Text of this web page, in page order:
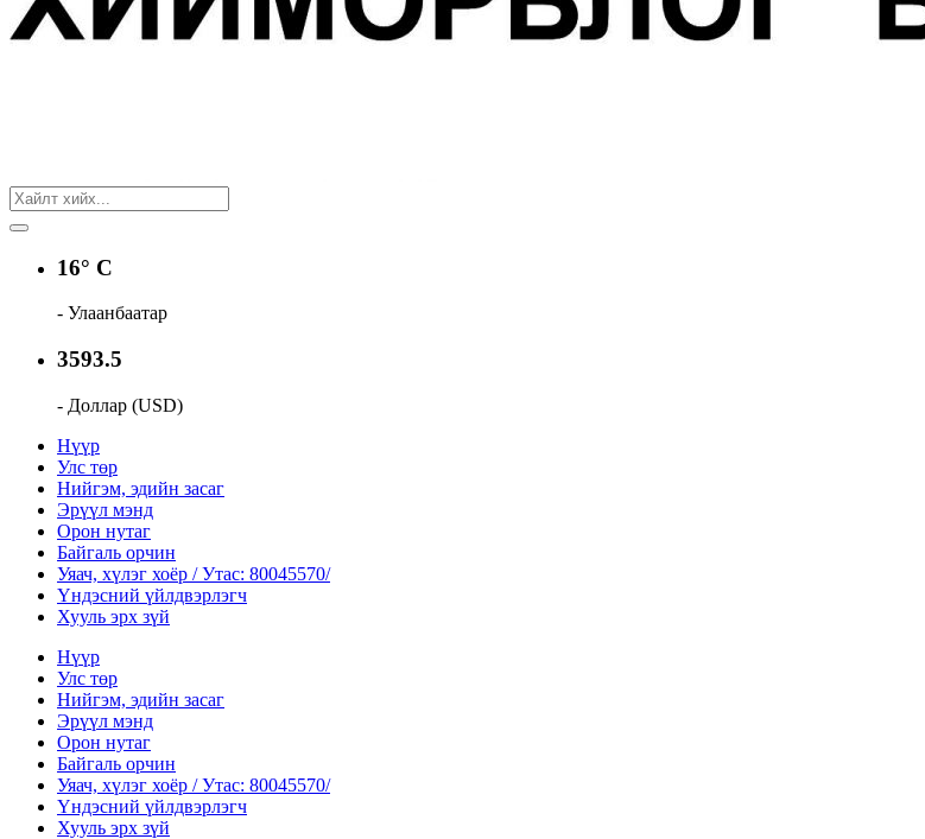
16° C
- Улаанбаатар
3593.5
- Доллар (USD)
Нүүр
Улс төр
Нийгэм, эдийн засаг
Эрүүл мэнд
Орон нутаг
Байгаль орчин
Уяач, хүлэг хоёр / Утас: 80045570/
Үндэсний үйлдвэрлэгч
Хууль эрх зүй
Нүүр
Улс төр
Нийгэм, эдийн засаг
Эрүүл мэнд
Орон нутаг
Байгаль орчин
Уяач, хүлэг хоёр / Утас: 80045570/
Үндэсний үйлдвэрлэгч
Хууль эрх зүй